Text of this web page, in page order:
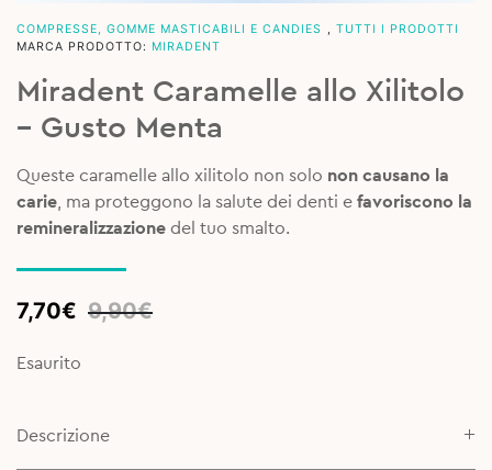
COMPRESSE, GOMME MASTICABILI E CANDIES , TUTTI I PRODOTTI
MARCA PRODOTTO: MIRADENT
Miradent Caramelle allo Xilitolo
– Gusto Menta
Queste caramelle allo xilitolo non solo non causano la
carie, ma proteggono la salute dei denti e favoriscono la
remineralizzazione del tuo smalto.
9,90€
Original
was:
7,70€
Current
is:
Esaurito
Descrizione